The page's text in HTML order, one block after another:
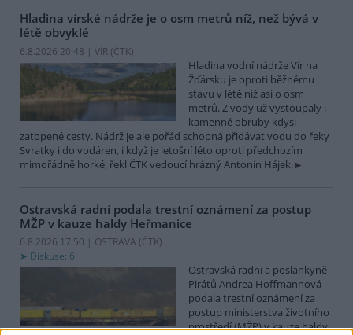
Hladina vírské nádrže je o osm metrů níž, než bývá v
létě obvyklé
6.8.2026 20:48 | VÍR (ČTK)
Hladina vodní nádrže Vír na
Žďársku je oproti běžnému
stavu v létě níž asi o osm
metrů. Z vody už vystoupaly i
kamenné obruby kdysi
zatopené cesty. Nádrž je ale pořád schopná přidávat vodu do řeky
Svratky i do vodáren, i když je letošní léto oproti předchozím
mimořádně horké, řekl ČTK vedoucí hrázný Antonín Hájek.
Ostravská radní podala trestní oznámení za postup
MŽP v kauze haldy Heřmanice
6.8.2026 17:50 | OSTRAVA (ČTK)
Diskuse: 6
Ostravská radní a poslankyně
Pirátů Andrea Hoffmannová
podala trestní oznámení za
postup ministerstva životního
prostředí (MŽP) v kauze haldy